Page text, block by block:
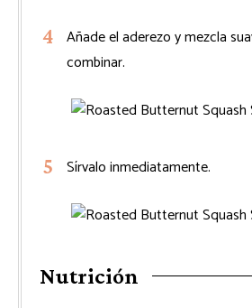
Añade el aderezo y mezcla
combinar.
Sírvalo inmediatamente.
Nutrición